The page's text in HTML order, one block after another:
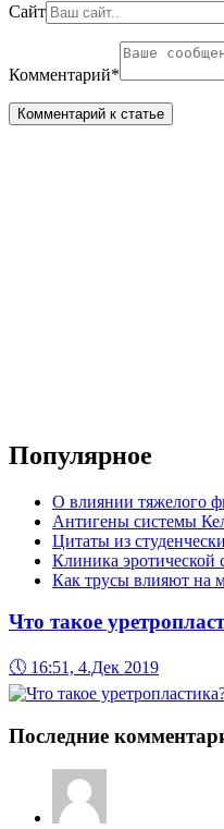
Сайт
Комментарий*
Популярное
О влиянии тяжелого
Антигены системы
Цитаты из
Клиника эротической
Как трусы влияют на
Что такое
🕔 16:51, 4.Дек 2019
Последние